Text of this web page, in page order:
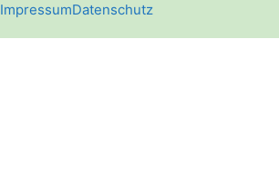
ImpressumDatenschutz